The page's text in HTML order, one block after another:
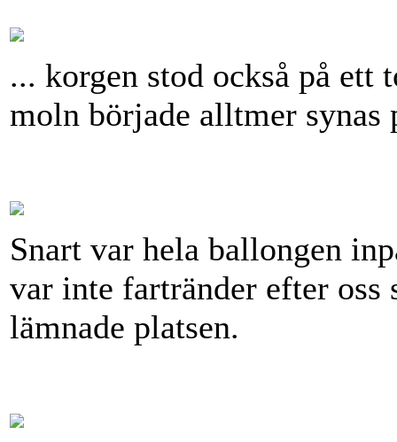
... korgen stod också på
moln började alltmer synas
Snart var hela ballongen
var inte fartränder efter oss
lämnade platsen.